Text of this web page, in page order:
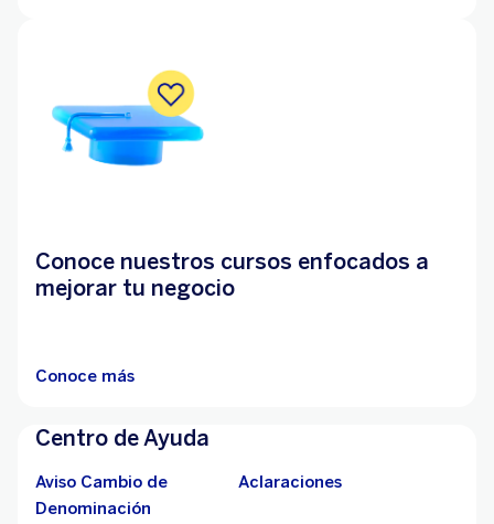
Conoce nuestros cursos enfocados a
mejorar tu negocio
Conoce más
Centro de Ayuda
Aviso Cambio de
Denominación
Aclaraciones